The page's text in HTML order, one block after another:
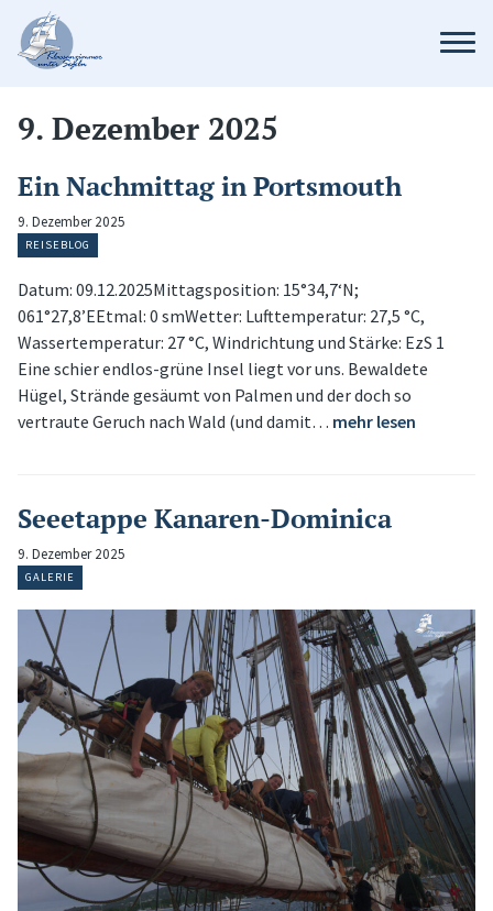
9. Dezember 2025
Ein Nachmittag in Portsmouth
9. Dezember 2025
REISEBLOG
Datum: 09.12.2025Mittagsposition: 15°34,7‘N;
061°27,8’EEtmal: 0 smWetter: Lufttemperatur: 27,5 °C,
Wassertemperatur: 27 °C, Windrichtung und Stärke: EzS 1
Eine schier endlos-grüne Insel liegt vor uns. Bewaldete
Hügel, Strände gesäumt von Palmen und der doch so
vertraute Geruch nach Wald (und damit… mehr lesen
Seeetappe Kanaren-Dominica
9. Dezember 2025
GALERIE